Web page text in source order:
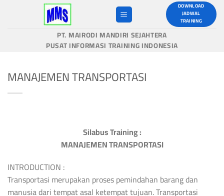
DOWNLOAD
JADWAL
TRAINING
PT. MAIRODI MANDIRI SEJAHTERA
PUSAT INFORMASI TRAINING INDONESIA
MANAJEMEN TRANSPORTASI
Silabus Training :
MANAJEMEN TRANSPORTASI
INTRODUCTION :
Transportasi merupakan proses pemindahan barang dan
manusia dari tempat asal ketempat tujuan. Transportasi